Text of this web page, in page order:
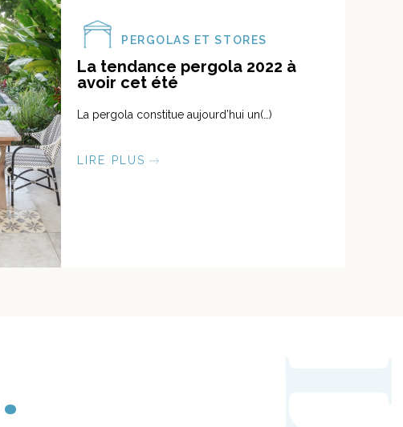
PERGOLAS ET STORES
La tendance pergola 2022 à
avoir cet été
La pergola constitue aujourd’hui un(…)
LIRE PLUS